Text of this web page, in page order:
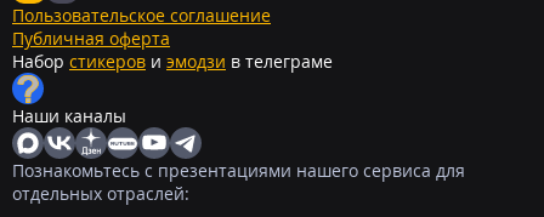
Пользовательское соглашение
Публичная оферта
Набор стикеров и эмодзи в телеграме
Наши каналы
Познакомьтесь с презентациями нашего сервиса для
отдельных отраслей: